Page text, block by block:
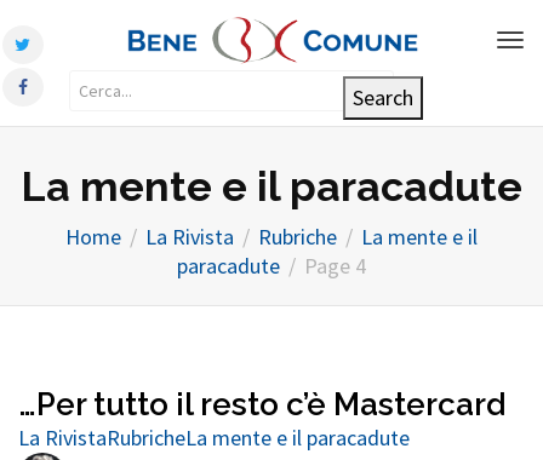
La mente e il paracadute
Home La Rivista Rubriche
La mente e il
paracadute
Page 4
…Per tutto il resto c’è Mastercard
La RivistaRubricheLa mente e il paracadute